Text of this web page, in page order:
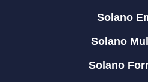
Solano
Solano
Solano